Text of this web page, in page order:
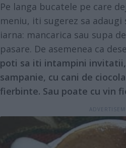
Pe langa bucatele pe care
meniu, iti sugerez sa
iarna: mancarica sau supa
pasare. De asemenea ca
poti sa iti intampini
sampanie, cu cani de
fierbinte. Sau poate cu vin